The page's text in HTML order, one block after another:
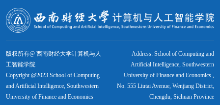
版权所有@ 西南财经大学计算机与人
工智能学院
Copyright @2023 School of Computing
and Artificial Intelligence, Southwestern
University of Finance and Economics
Address: School of Computing and
Artificial Intelligence, Southwestern
University of Finance and Economics ,
No. 555 Liutai Avenue, Wenjiang District,
Chengdu, Sichuan Province